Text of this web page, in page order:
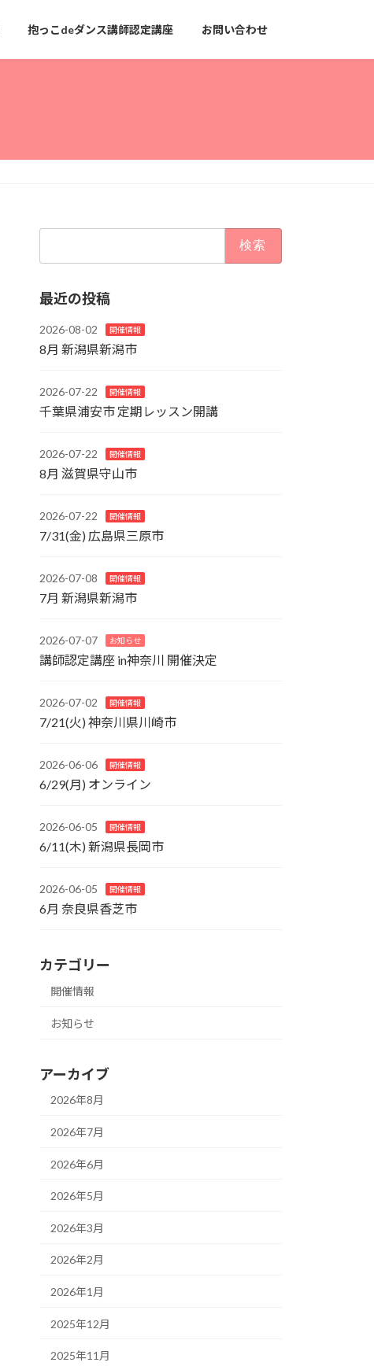
抱っこdeダンス講師認定講座 お問い合わせ
最近の投稿
2026-08-02 開催情報
8月 新潟県新潟市
2026-07-22 開催情報
千葉県浦安市 定期レッスン開講
2026-07-22 開催情報
8月 滋賀県守山市
2026-07-22 開催情報
7/31(金) 広島県三原市
2026-07-08 開催情報
7月 新潟県新潟市
2026-07-07 お知らせ
講師認定講座 in神奈川 開催決定
2026-07-02 開催情報
7/21(火) 神奈川県川崎市
2026-06-06 開催情報
6/29(月) オンライン
2026-06-05 開催情報
6/11(木) 新潟県長岡市
2026-06-05 開催情報
6月 奈良県香芝市
カテゴリー
開催情報
お知らせ
アーカイブ
2026年8月
2026年7月
2026年6月
2026年5月
2026年3月
2026年2月
2026年1月
2025年12月
2025年11月